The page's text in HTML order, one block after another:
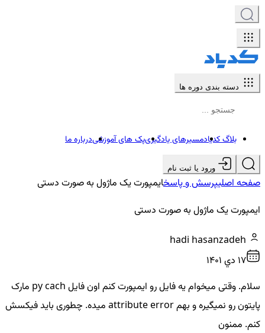
دسته بندی دوره ها
بلاگ کدیادمسیرهای یادگیریپک های آموزشیدرباره ما
ورود یا ثبت نام
صفحه اصلیپرسش و پاسخایمپورت یک ماژول به صورت دستی
ایمپورت یک ماژول به صورت دستی
17 دي ۱۴۰۱
سلام. وقتی میخوام یه فایل رو ایمپورت کنم اون فایل py cach مارک
پایتون رو نمیگیره و بهم attribute error میده. چطوری باید فیکسش
کنم. ممنون